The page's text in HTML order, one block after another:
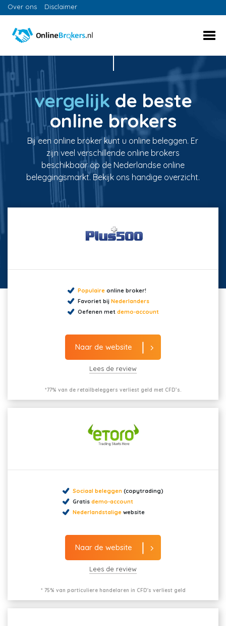
Over ons Disclaimer
vergelijk de beste
online brokers
Bij een online broker kunt u online beleggen. Er
zijn veel verschillende online brokers
beschikbaar op de Nederlandse online
beleggingsmarkt. Bekijk ons handige overzicht.
Populaireonline broker!
Favoriet bij Nederlanders
Oefenen met demo-account
Naar de website
Lees de review
*77% van de retailbeleggers verliest geld met CFD’s.
Sociaal beleggen (copytrading)
Gratis demo-account
Nederlandstalige website
Naar de website
Lees de review
* 75% van particuliere handelaren in CFD's verliest geld